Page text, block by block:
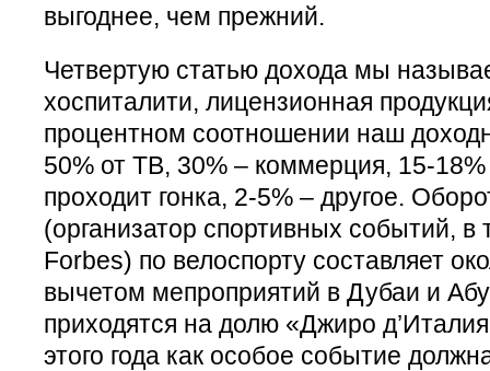
выгоднее, чем прежний.
Четвертую статью дохода мы
хоспиталити, лицензионная
процентном соотношении наш
50% от ТВ, 30% – коммерция, 15-18%
проходит гонка, 2-5% – другое.
(организатор спортивных событий,
Forbes) по велоспорту составляет
вычетом мепроприятий в Дубаи и
приходятся на долю «Джиро
этого года как особое событие